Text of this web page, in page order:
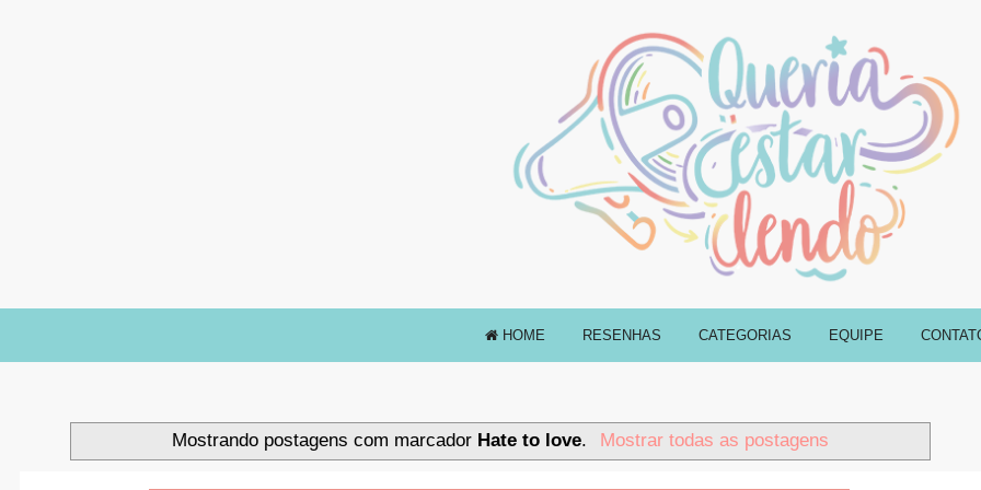
HOME RESENHAS CATEGORIAS EQUIPE
Mostrando postagens com marcador Hate to love. Mostrar todas as postagens